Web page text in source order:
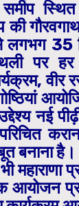
समीप
की
35
पर
वीर
नई
बनाना है।
महाराणा